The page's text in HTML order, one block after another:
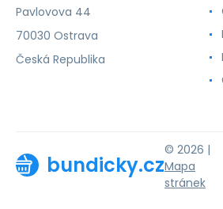
Pavlovova 44
70030 Ostrava
Česká Republika
bundicky.cz
© 2026 |
Mapa
stránek